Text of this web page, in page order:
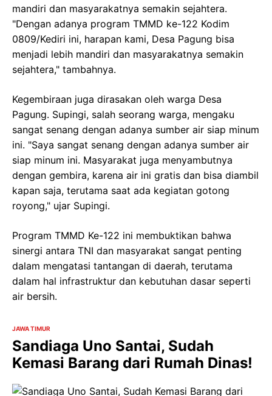
mandiri dan masyarakatnya semakin sejahtera.
"Dengan adanya program TMMD ke-122 Kodim
0809/Kediri ini, harapan kami, Desa Pagung bisa
menjadi lebih mandiri dan masyarakatnya semakin
sejahtera," tambahnya.
Kegembiraan juga dirasakan oleh warga Desa
Pagung. Supingi, salah seorang warga, mengaku
sangat senang dengan adanya sumber air siap minum
ini. "Saya sangat senang dengan adanya sumber air
siap minum ini. Masyarakat juga menyambutnya
dengan gembira, karena air ini gratis dan bisa diambil
kapan saja, terutama saat ada kegiatan gotong
royong," ujar Supingi.
Program TMMD Ke-122 ini membuktikan bahwa
sinergi antara TNI dan masyarakat sangat penting
dalam mengatasi tantangan di daerah, terutama
dalam hal infrastruktur dan kebutuhan dasar seperti
air bersih.
JAWA TIMUR
Sandiaga Uno Santai, Sudah
Kemasi Barang dari Rumah Dinas!